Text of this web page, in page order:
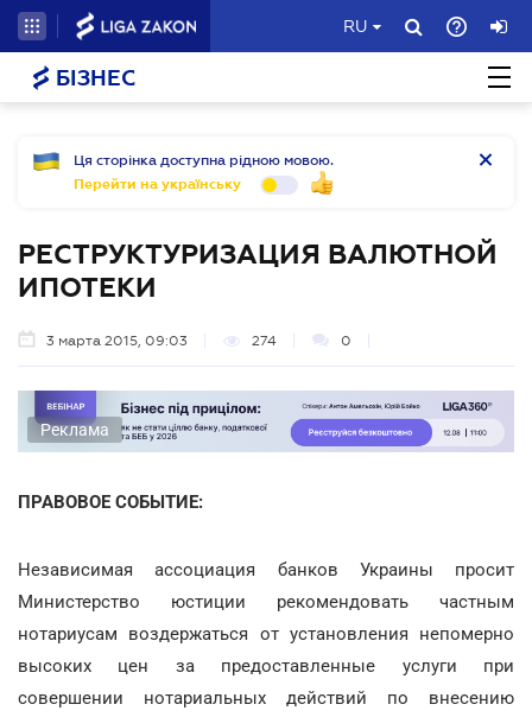
RU
БІЗНЕС
Ця сторінка доступна рідною мовою.
Перейти на українську
РЕСТРУКТУРИЗАЦИЯ ВАЛЮТНОЙ
ИПОТЕКИ
3 марта 2015, 09:03 274 0
Реклама
ПРАВОВОЕ СОБЫТИЕ:
Независимая ассоциация банков Украины просит
Министерство юстиции рекомендовать частным
нотариусам воздержаться от установления непомерно
высоких цен за предоставленные услуги при
совершении нотариальных действий по внесению